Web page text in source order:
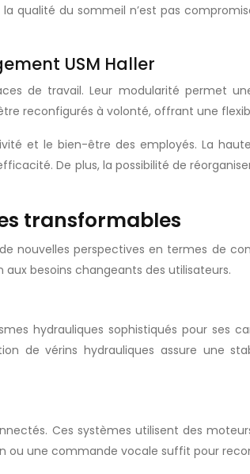
qualité du sommeil n’est pas
USM Haller
de travail. Leur modularité permet
reconfigurés à volonté, offrant une
et le bien-être des employés. La
De plus, la possibilité de
transformables
nouvelles perspectives en termes de
besoins changeants des utilisateurs.
hydrauliques sophistiqués pour ses
de vérins hydrauliques assure une
Ces systèmes utilisent des
ou une commande vocale suffit pour